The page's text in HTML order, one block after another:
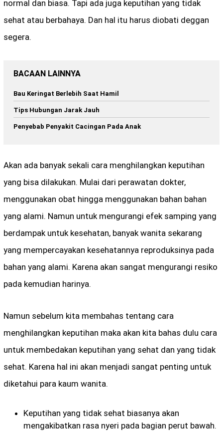
normal dan biasa. Tapi ada juga keputihan yang tidak
sehat atau berbahaya. Dan hal itu harus diobati deggan
segera.
BACAAN LAINNYA
Bau Keringat Berlebih Saat Hamil
Tips Hubungan Jarak Jauh
Penyebab Penyakit Cacingan Pada Anak
Akan ada banyak sekali cara menghilangkan keputihan
yang bisa dilakukan. Mulai dari perawatan dokter,
menggunakan obat hingga menggunakan bahan bahan
yang alami. Namun untuk mengurangi efek samping yang
berdampak untuk kesehatan, banyak wanita sekarang
yang mempercayakan kesehatannya reproduksinya pada
bahan yang alami. Karena akan sangat mengurangi resiko
pada kemudian harinya.
Namun sebelum kita membahas tentang cara
menghilangkan keputihan maka akan kita bahas dulu cara
untuk membedakan keputihan yang sehat dan yang tidak
sehat. Karena hal ini akan menjadi sangat penting untuk
diketahui para kaum wanita.
Keputihan yang tidak sehat biasanya akan
mengakibatkan rasa nyeri pada bagian perut bawah.